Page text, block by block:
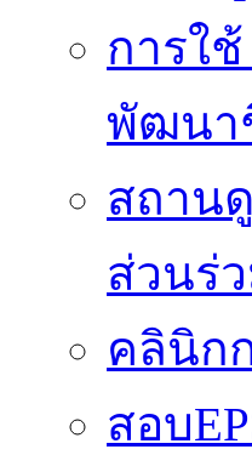
การใ
พัฒนา
สถาน
ส่วนร่
คลินิก
สอบ